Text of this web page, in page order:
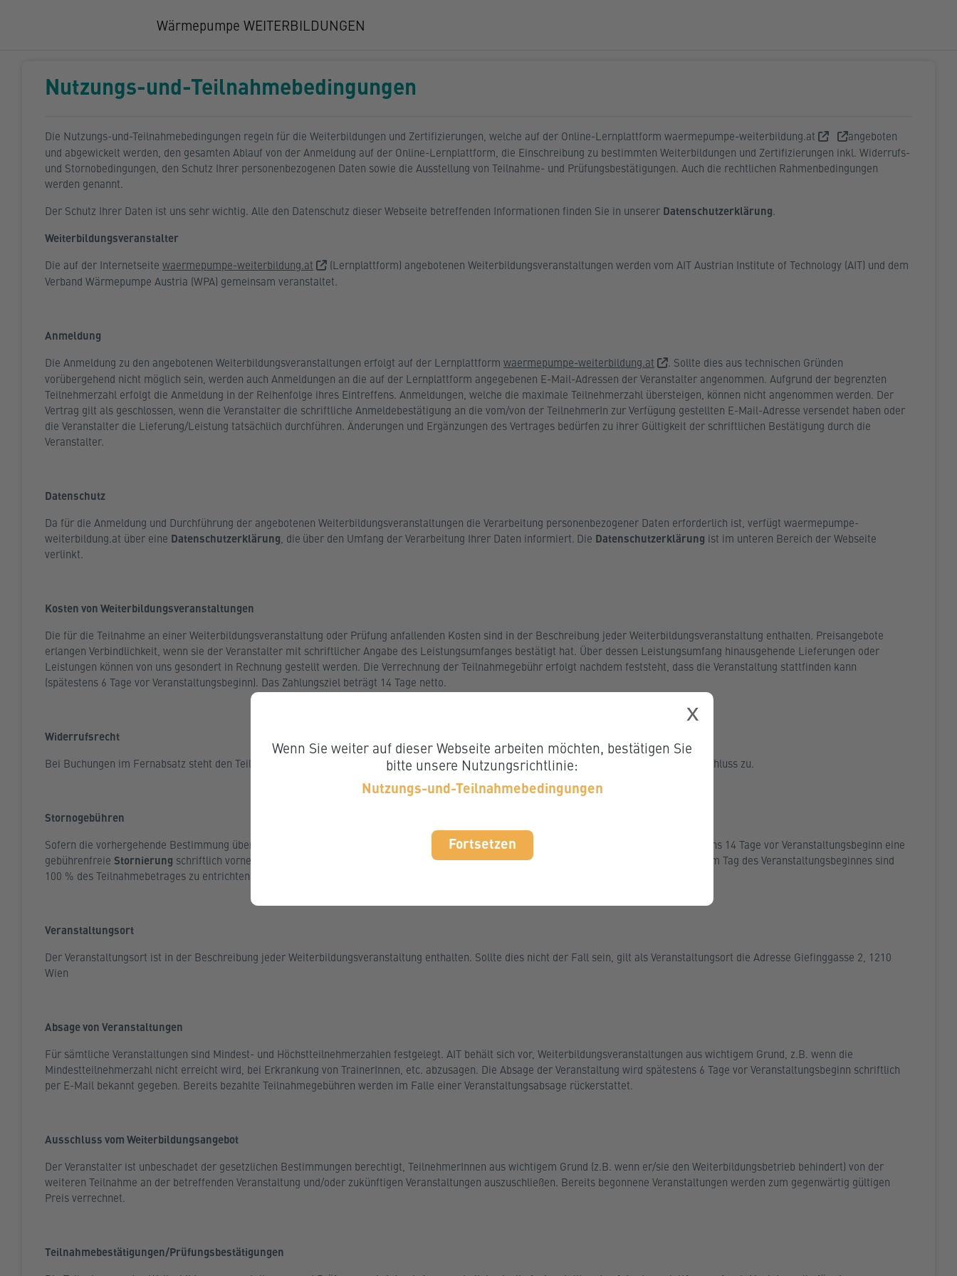
Wenn Sie weiter auf dieser Webseite arbeiten möchten, bestätigen Sie
bitte unsere Nutzungsrichtlinie:
Nutzungs-und-Teilnahmebedingungen
Fortsetzen
x
Wärmepumpe WEITERBILDUNGEN
Nutzungs-und-Teilnahmebedingungen
Die Nutzungs-und-Teilnahmebedingungen regeln für die Weiterbildungen und Zertifizierungen, welche auf der Online-Lernplattform waermepumpe-weiterbildung.at
angeboten
und abgewickelt werden, den gesamten Ablauf von der Anmeldung auf der Online-Lernplattform, die Einschreibung zu bestimmten Weiterbildungen und Zertifizierungen inkl. Widerrufs-
und Stornobedingungen, den Schutz Ihrer personenbezogenen Daten sowie die Ausstellung von Teilnahme- und Prüfungsbestätigungen. Auch die rechtlichen Rahmenbedingungen
werden genannt.
Der Schutz Ihrer Daten ist uns sehr wichtig. Alle den Datenschutz dieser Webseite betreffenden Informationen finden Sie in unserer Datenschutzerklärung.
Weiterbildungsveranstalter
Die auf der Internetseite waermepumpe-weiterbildung.at
(Lernplattform) angebotenen Weiterbildungsveranstaltungen werden vom AIT Austrian Institute of Technology (AIT) und dem
Verband Wärmepumpe Austria (WPA) gemeinsam veranstaltet.
Anmeldung
Die Anmeldung zu den angebotenen Weiterbildungsveranstaltungen erfolgt auf der Lernplattform waermepumpe-weiterbildung.at
. Sollte dies aus technischen Gründen
vorübergehend nicht möglich sein, werden auch Anmeldungen an die auf der Lernplattform angegebenen E-Mail-Adressen der Veranstalter angenommen. Aufgrund der begrenzten
Teilnehmerzahl erfolgt die Anmeldung in der Reihenfolge ihres Eintreffens. Anmeldungen, welche die maximale Teilnehmerzahl übersteigen, können nicht angenommen werden. Der
Vertrag gilt als geschlossen, wenn die Veranstalter die schriftliche Anmeldebestätigung an die vom/von der TeilnehmerIn zur Verfügung gestellten E-Mail-Adresse versendet haben oder
die Veranstalter die Lieferung/Leistung tatsächlich durchführen. Änderungen und Ergänzungen des Vertrages bedürfen zu ihrer Gültigkeit der schriftlichen Bestätigung durch die
Veranstalter.
Datenschutz
Da für die Anmeldung und Durchführung der angebotenen Weiterbildungsveranstaltungen die Verarbeitung personenbezogener Daten erforderlich ist, verfügt waermepumpe-
weiterbildung.at über eine Datenschutzerklärung, die über den Umfang der Verarbeitung Ihrer Daten informiert. Die Datenschutzerklärung ist im unteren Bereich der Webseite
verlinkt.
Kosten von Weiterbildungsveranstaltungen
Die für die Teilnahme an einer Weiterbildungsveranstaltung oder Prüfung anfallenden Kosten sind in der Beschreibung jeder Weiterbildungsveranstaltung enthalten. Preisangebote
erlangen Verbindlichkeit, wenn sie der Veranstalter mit schriftlicher Angabe des Leistungsumfanges bestätigt hat. Über dessen Leistungsumfang hinausgehende Lieferungen oder
Leistungen können von uns gesondert in Rechnung gestellt werden. Die Verrechnung der Teilnahmegebühr erfolgt nachdem feststeht, dass die Veranstaltung stattfinden kann
(spätestens 6 Tage vor Veranstaltungsbeginn). Das Zahlungsziel beträgt 14 Tage netto.
Widerrufsrecht
Bei Buchungen im Fernabsatz steht den TeilnehmerInnen im Sinne des FAGG ein gesetzliches Rücktrittsrecht binnen 14 Tagen ab Vertragsabschluss zu.
Stornogebühren
Sofern die vorhergehende Bestimmung über das gesetzliche Rücktrittsrecht nicht zur Anwendung kommt, können TeilnehmerInnen bis längstens 14 Tage vor Veranstaltungsbeginn eine
gebührenfreie Stornierung schriftlich vornehmen. Innerhalb von 14 Tagen vor Veranstaltungsbeginn ist eine Stornogebühr von 50 % und ab dem Tag des Veranstaltungsbeginnes sind
100 % des Teilnahmebetrages zu entrichten.
Veranstaltungsort
Der Veranstaltungsort ist in der Beschreibung jeder Weiterbildungsveranstaltung enthalten. Sollte dies nicht der Fall sein, gilt als Veranstaltungsort die Adresse Giefinggasse 2, 1210
Wien
Absage von Veranstaltungen
Für sämtliche Veranstaltungen sind Mindest- und Höchstteilnehmerzahlen festgelegt. AIT behält sich vor, Weiterbildungsveranstaltungen aus wichtigem Grund, z.B. wenn die
Mindestteilnehmerzahl nicht erreicht wird, bei Erkrankung von TrainerInnen, etc. abzusagen. Die Absage der Veranstaltung wird spätestens 6 Tage vor Veranstaltungsbeginn schriftlich
per E-Mail bekannt gegeben. Bereits bezahlte Teilnahmegebühren werden im Falle einer Veranstaltungsabsage rückerstattet.
Ausschluss vom Weiterbildungsangebot
Der Veranstalter ist unbeschadet der gesetzlichen Bestimmungen berechtigt, TeilnehmerInnen aus wichtigem Grund (z.B. wenn er/sie den Weiterbildungsbetrieb behindert) von der
weiteren Teilnahme an der betreffenden Veranstaltung und/oder zukünftigen Veranstaltungen auszuschließen. Bereits begonnene Veranstaltungen werden zum gegenwärtig gültigen
Preis verrechnet.
Teilnahmebestätigungen/Prüfungsbestätigungen